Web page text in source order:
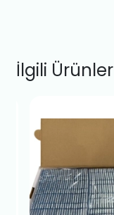
İlgili Ürünler